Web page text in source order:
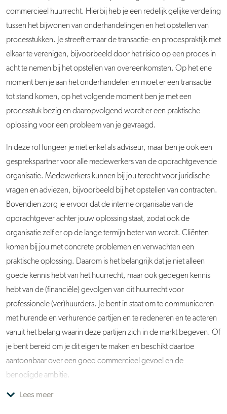
commercieel huurrecht. Hierbij heb je een redelijk gelijke verdeling
tussen het bijwonen van onderhandelingen en het opstellen van
processtukken. Je streeft ernaar de transactie- en procespraktijk met
elkaar te verenigen, bijvoorbeeld door het risico op een proces in
acht te nemen bij het opstellen van overeenkomsten. Op het ene
moment ben je aan het onderhandelen en moet er een transactie
tot stand komen, op het volgende moment ben je met een
processtuk bezig en daaropvolgend wordt er een praktische
oplossing voor een probleem van je gevraagd.
In deze rol fungeer je niet enkel als adviseur, maar ben je ook een
gesprekspartner voor alle medewerkers van de opdrachtgevende
organisatie. Medewerkers kunnen bij jou terecht voor juridische
vragen en adviezen, bijvoorbeeld bij het opstellen van contracten.
Bovendien zorg je ervoor dat de interne organisatie van de
opdrachtgever achter jouw oplossing staat, zodat ook de
organisatie zelf er op de lange termijn beter van wordt. Cliënten
komen bij jou met concrete problemen en verwachten een
praktische oplossing. Daarom is het belangrijk dat je niet alleen
goede kennis hebt van het huurrecht, maar ook gedegen kennis
hebt van de (financiële) gevolgen van dit huurrecht voor
professionele (ver)huurders. Je bent in staat om te communiceren
met hurende en verhurende partijen en te redeneren en te acteren
vanuit het belang waarin deze partijen zich in de markt begeven. Of
je bent bereid om je dit eigen te maken en beschikt daartoe
aantoonbaar over een goed commercieel gevoel en de
benodigde ambitie.
Je wordt onderdeel van een compacte organisatie waarin op vier
Lees meer